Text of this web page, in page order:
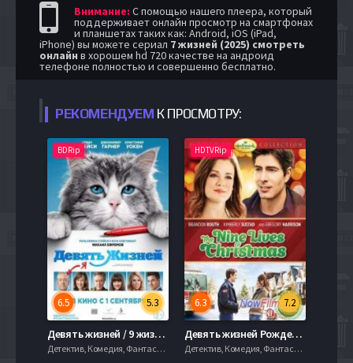
Внимание: С помощью нашего плеера, который
поддерживает онлайн просмотр на смартфонах
и планшетах таких как: Android, iOS (iPad,
iPhone) вы можете сериал 7 жизней (2025) смотреть
онлайн в хорошем hd 720 качестве на андроид
телефоне полностью и совершенно бесплатно.
РЕКОМЕНДУЕМ К ПРОСМОТРУ:
BDRip
5.3
6.5
Девять жизней / 9 жизней (2016)
Детектив, Комедия, Фантастика, 720hd, mobilen,
HDTVRip
7.2
6.3
Девять жизней Рождества (2014)
Детектив, Комедия, Фантастика, 720hd, mobilen,